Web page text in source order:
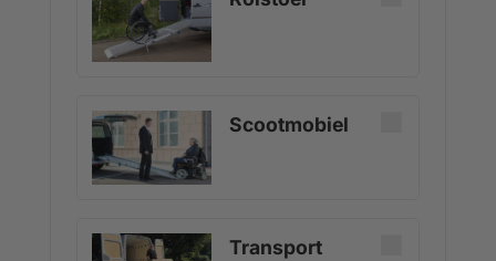
Scootmobiel
Transport